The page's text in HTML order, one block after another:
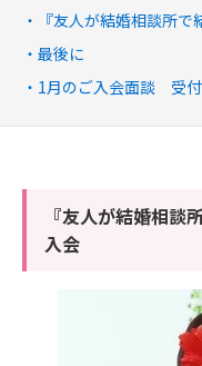
『友人が結婚相談所
最後に
1月のご入会面談 受付
『友人が結婚相談
入会